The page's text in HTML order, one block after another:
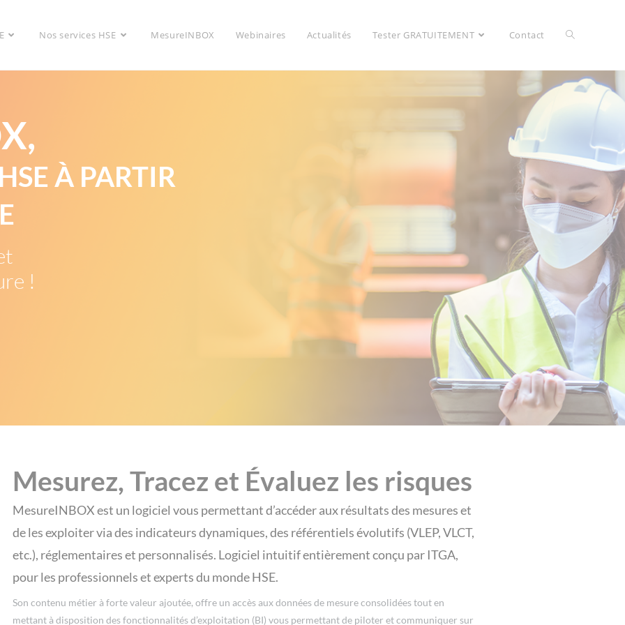
Nos services HSE MesureINBOX Webinaires Actualités Tester GRATUITEMENT Contact
À PARTIR
!
Mesurez, Tracez et Évaluez les risques
MesureINBOX est un logiciel vous permettant d’accéder aux résultats des mesures et
de les exploiter via des indicateurs dynamiques, des référentiels évolutifs (VLEP, VLCT,
etc.), réglementaires et personnalisés. Logiciel intuitif entièrement conçu par ITGA,
pour les professionnels et experts du monde HSE.
Son contenu métier à forte valeur ajoutée, offre un accès aux données de mesure consolidées tout en
mettant à disposition des fonctionnalités d’exploitation (BI) vous permettant de piloter et communiquer sur